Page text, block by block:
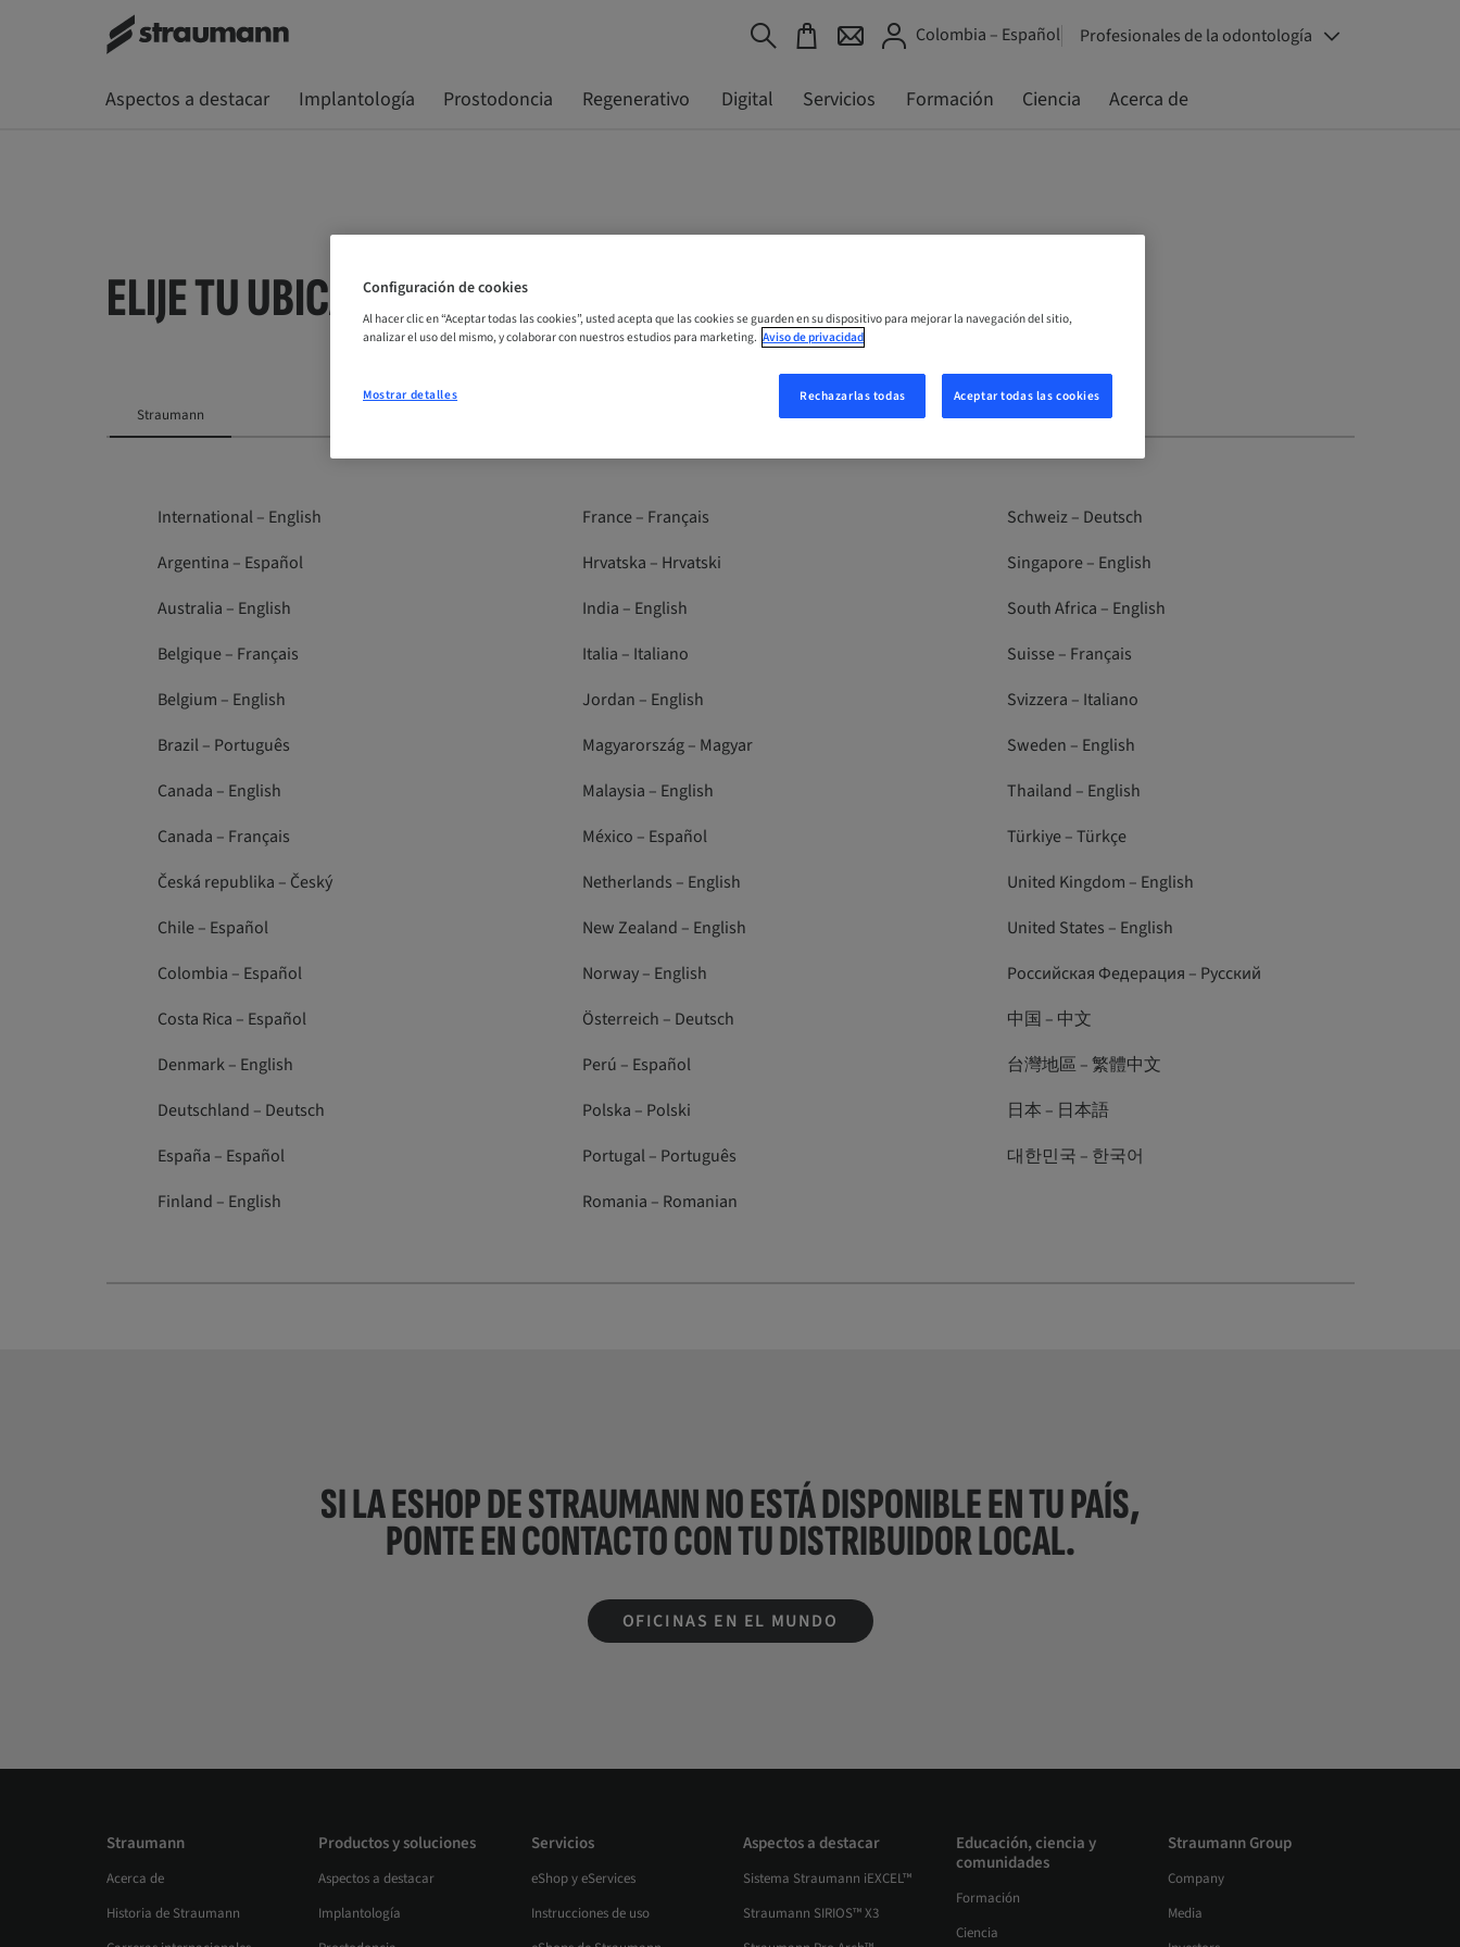
Colombia – Español Profesionales de la odontología
Aspectos a destacar Implantología Prostodoncia Regenerativo Digital Servicios Formación Ciencia Acerca de
ELIJE TU UBICACIÓN
Straumann
International – English
Argentina – Español
Australia – English
Belgique – Français
Belgium – English
Brazil – Português
Canada – English
Canada – Français
Česká republika – Český
Chile – Español
Colombia – Español
Costa Rica – Español
Denmark – English
Deutschland – Deutsch
España – Español
Finland – English
France – Français
Hrvatska – Hrvatski
India – English
Italia – Italiano
Jordan – English
Magyarország – Magyar
Malaysia – English
México – Español
Netherlands – English
New Zealand – English
Norway – English
Österreich – Deutsch
Perú – Español
Polska – Polski
Portugal – Português
Romania – Romanian
Schweiz – Deutsch
Singapore – English
South Africa – English
Suisse – Français
Svizzera – Italiano
Sweden – English
Thailand – English
Türkiye – Türkçe
United Kingdom – English
United States – English
Российская Федерация – Русский
中国 – 中文
台灣地區 – 繁體中文
日本 – 日本語
대한민국 – 한국어
SI LA ESHOP DE STRAUMANN NO ESTÁ DISPONIBLE EN TU PAÍS,
PONTE EN CONTACTO CON TUDISTRIBUIDOR LOCAL.
OFICINAS EN EL MUNDO
Straumann
Acerca de
Historia de Straumann
Productos y soluciones
Aspectos a destacar
Implantología
Servicios
eShop y eServices
Instrucciones de uso
Aspectos a destacar
Sistema Straumann iEXCEL™
Straumann SIRIOS™ X3
Educación, ciencia y
comunidades
Formación
Ciencia
Straumann Group
Company
Media
Configuración de cookies
Al hacer clic en “Aceptar todas las cookies”, usted acepta que las cookies se guarden en su dispositivo para mejorar la navegación del sitio,
analizar el uso del mismo, y colaborar con nuestros estudios para marketing. Aviso de privacidad
Rechazarlas todas Aceptar todas las cookies
Mostrar detalles